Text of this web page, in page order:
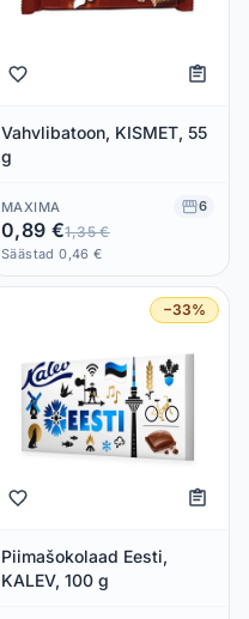
Vahvlibatoon, KISMET, 55
g
MAXIMA 6
0,89 €1,35 €
Säästad 0,46 €
−33%
Piimašokolaad Eesti,
KALEV, 100 g